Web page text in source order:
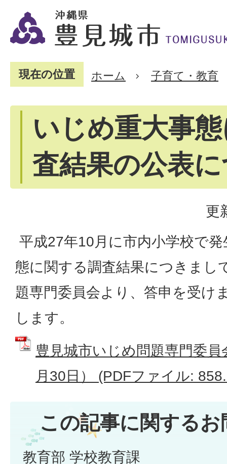
現在の位置 ホーム 子育て・教育
いじめ重大事
査結果の公表
更
平成27年10月に市内小学校で
態に関する調査結果につきまし
題専門委員会より、答申を受け
します。
豊見城市いじめ問題専門委
月30日） (PDFファイル:
この記事に関する
教育部 学校教育課